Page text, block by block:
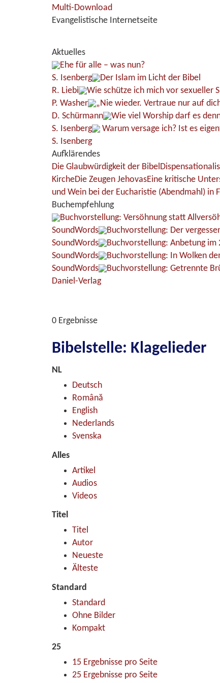
Multi-Download
Evangelistische Internetseite
Aktuelles
Ehe für alle – was nun?
S. Isenberg
Der Islam im Licht der Bibel
R. Liebi
Wie schütze ich mich vor sexueller
P. Washer
„Nie wieder. Vertraue nur auf
D. Schürmann
Wie viel Worship darf es
S. Isenberg
Warum versage ich? Ist es
S. Isenberg
Aufklärendes
Die Glaubwürdigkeit der Bibel
KircheDie Zeugen JehovasEine kritische
und Wein bei der Eucharistie (Abendmahl) in
Buchempfehlung
Buchvorstellung: Versöhnung statt
SoundWords
Buchvorstellung: Der
SoundWords
Buchvorstellung: Anbetung im
SoundWords
Buchvorstellung: In Wolken
SoundWords
Buchvorstellung: Getrennte
Daniel-Verlag
0 Ergebnisse
Bibelstelle: Klagelieder
NL
Deutsch
Română
English
Nederlands
Svenska
Alles
Artikel
Audios
Videos
Titel
Titel
Autor
Neueste
Älteste
Standard
Standard
Ohne Bilder
Kompakt
25
15 Ergebnisse pro Seite
25 Ergebnisse pro Seite